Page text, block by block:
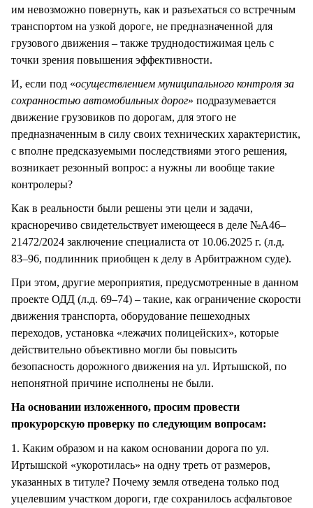
им невозможно повернуть, как и разъехаться со встречным
транспортом на узкой дороге, не предназначенной для
грузового движения – также труднодостижимая цель с
точки зрения повышения эффективности.
И, если под «осуществлением муниципального контроля за
сохранностью автомобильных дорог» подразумевается
движение грузовиков по дорогам, для этого не
предназначенным в силу своих технических характеристик,
с вполне предсказуемыми последствиями этого решения,
возникает резонный вопрос: а нужны ли вообще такие
контролеры?
Как в реальности были решены эти цели и задачи,
красноречиво свидетельствует имеющееся в деле №А46–
21472/2024 заключение специалиста от 10.06.2025 г. (л.д.
83–96, подлинник приобщен к делу в Арбитражном суде).
При этом, другие мероприятия, предусмотренные в данном
проекте ОДД (л.д. 69–74) – такие, как ограничение скорости
движения транспорта, оборудование пешеходных
переходов, установка «лежачих полицейских», которые
действительно объективно могли бы повысить
безопасность дорожного движения на ул. Иртышской, по
непонятной причине исполнены не были.
На основании изложенного, просим провести
прокурорскую проверку по следующим вопросам:
1. Каким образом и на каком основании дорога по ул.
Иртышской «укоротилась» на одну треть от размеров,
указанных в титуле? Почему земля отведена только под
уцелевшим участком дороги, где сохранилось асфальтовое